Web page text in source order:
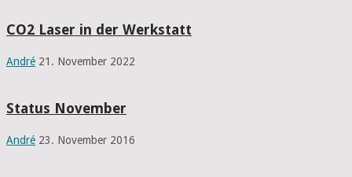
CO2 Laser in der Werkstatt
André 21. November 2022
Status November
André 23. November 2016